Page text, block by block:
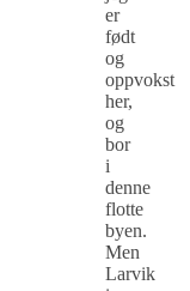
er
født
og
oppvokst
her,
og
bor
i
denne
flotte
byen.
Men
Larvik